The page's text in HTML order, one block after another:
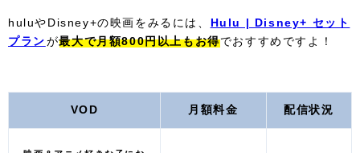
huluやDisney+の映画をみるには、 Hulu | Disney+ セット
プランが最大で月額800円以上もお得でおすすめですよ！
VOD 月額料金 配信状況